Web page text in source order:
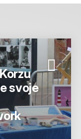
svoje